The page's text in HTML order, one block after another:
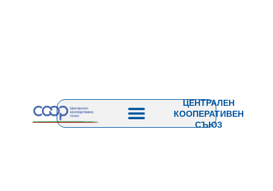
ЦЕНТРАЛЕН
КООПЕРАТИВЕН
СЪЮЗ